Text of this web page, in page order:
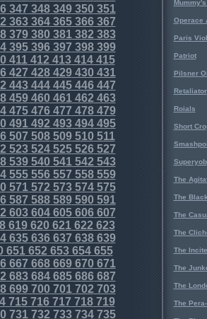
347 348349350351
363364365366367
379380381382 383
395396397 398399
411412 413414415
427 428429430431
443444445446447
459460461462 463
475476477 478479
491492 493494495
507 508509510511
523524525526527
539540541542 543
555556557 558559
571572 573574575
587 588589590591
603604605606607
619620621622 623
635636637 638639
651652 653654655
667 668669670671
683684685686687
699700701702 703
715716717 718719
731732 733734735
Operace
Paris
Patriot
Pilsner
Retaliator
Roials
Short
Superyob
The
The
The
The
The
The
The
The